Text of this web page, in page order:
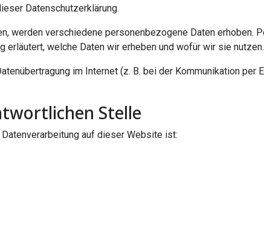
Datenschutzerklärung.
werden verschiedene personenbezogene Daten
erläutert, welche Daten wir erheben und wofür wir sie
im Internet (z. B. bei der Kommunikation
Stelle
auf dieser Website ist: